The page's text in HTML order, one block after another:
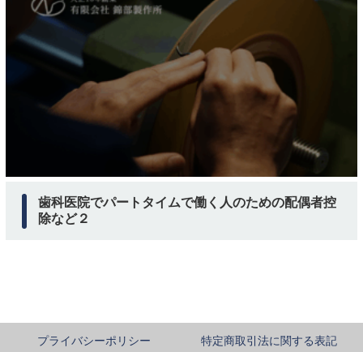
歯科医院でパートタイムで働く人のための配偶者控
除など２
プライバシーポリシー 特定商取引法に関する表記